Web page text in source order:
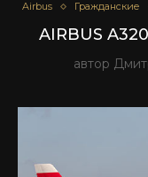
Airbus Гражданские
AIRBUS
автор